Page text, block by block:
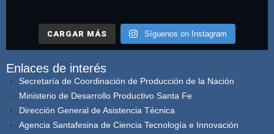
CARGAR MÁS Síguenos on Instagram
Enlaces de interés
Secretaría de Coordinación de Producción de la Nación
Ministerio de Desarrollo Productivo Santa Fe
Dirección General de Asistencia Técnica
Agencia Santafesina de Ciencia Tecnología e Innovación